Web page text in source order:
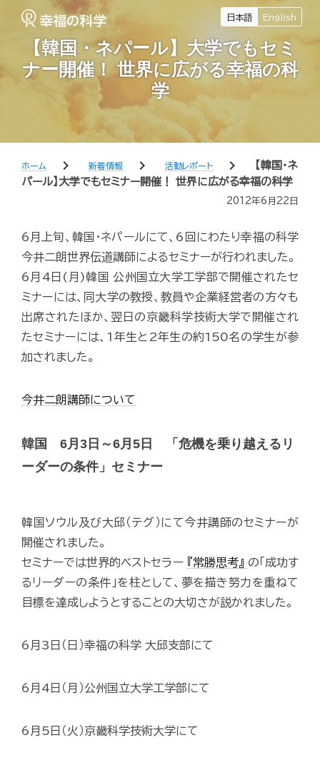
日本語 English
【韓国・ネパール】大学でもセミ
ナー開催！ 世界に広がる幸福の科
学
ホーム chevron_right 新着情報 chevron_right 活動レポート chevron_right
【韓国・ネ
パール】大学でもセミナー開催！ 世界に広がる幸福の科学
2012年6月22日
6月上旬、韓国・ネパールにて、6回にわたり幸福の科学
今井二朗世界伝道講師によるセミナーが行われました。
6月4日(月)韓国 公州国立大学工学部で開催されたセ
ミナーには、同大学の教授、教員や企業経営者の方々も
出席されたほか、翌日の京畿科学技術大学で開催され
たセミナーには、1年生と2年生の約150名の学生が参
加されました。
今井二朗講師について
韓国 6月3日～6月5日 「危機を乗り越えるリ
ーダーの条件」セミナー
韓国ソウル及び大邱（テグ）にて今井講師のセミナーが
開催されました。
セミナーでは世界的ベストセラー 『常勝思考』 の「成功す
るリーダーの条件」を柱として、夢を描き努力を重ねて
目標を達成しようとすることの大切さが説かれました。
6月3日（日）幸福の科学 大邱支部にて
6月4日（月）公州国立大学工学部にて
6月5日（火）京畿科学技術大学にて